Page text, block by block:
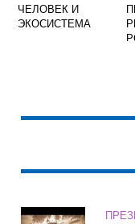
ЧЕЛОВЕК И
ЭКОСИСТЕМА